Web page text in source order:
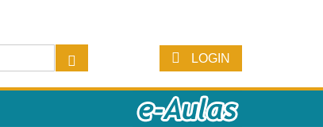
LOGIN